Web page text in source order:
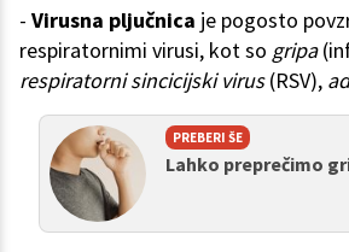
- Virusna pljučnica je pogosto
respiratornimi virusi, kot so gripa
respiratorni sincicijski virus(RSV),
PREBERI ŠE
Lahko preprečimo